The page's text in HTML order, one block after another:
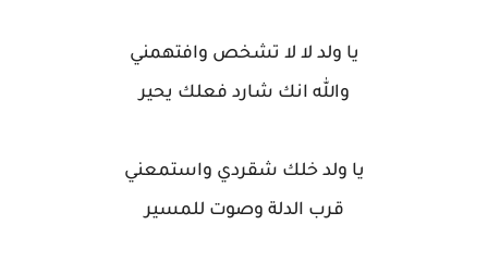
يا ولد لا لا تشخص وافتهمني
والله انك شارد فعلك يحير
يا ولد خلك شقردي واستمعني
قرب الدلة وصوت للمسير